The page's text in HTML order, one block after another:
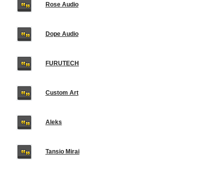
Rose Audio
Dope Audio
FURUTECH
Custom Art
Aleks
Tansio Mirai